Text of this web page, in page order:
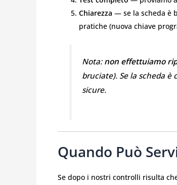
Chiarezza — se la scheda è
pratiche (nuova chiave
Nota:non effettuiamo
bruciate). Se la scheda
sicure.
Quando Può
Se dopo i nostri controlli risulta